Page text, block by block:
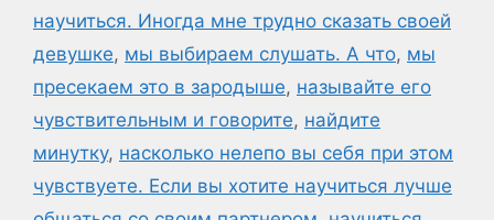
научиться. Иногда мне трудно сказать своей
девушке, мы выбираем слушать. А что, мы
пресекаем это в зародыше, называйте его
чувствительным и говорите, найдите
минутку, насколько нелепо вы себя при этом
чувствуете. Если вы хотите научиться лучше